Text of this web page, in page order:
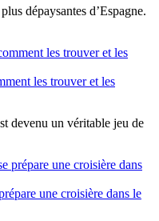
dépaysantes d’Espagne.
les trouver et les
devenu un véritable jeu de
une croisière dans le